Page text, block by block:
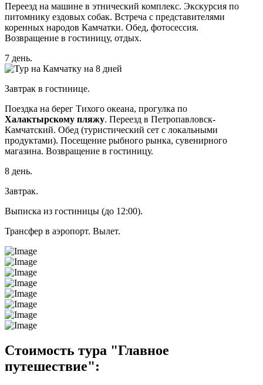
Переезд на машине в этнический комплекс. Экскурсия по
питомнику ездовых собак. Встреча с представителями
коренных народов Камчатки. Обед, фотосессия.
Возвращение в гостиницу, отдых.
7 день.
Завтрак в гостинице.
Поездка на берег Тихого океана, прогулка по
Халактырскому пляжу. Переезд в Петропавловск-
Камчатский. Обед (туристический сет с локальными
продуктами). Посещение рыбного рынка, сувенирного
магазина. Возвращение в гостиницу.
8 день.
Завтрак.
Выписка из гостиницы (до 12:00).
Трансфер в аэропорт. Вылет.
Стоимость тура "Главное
путешествие":